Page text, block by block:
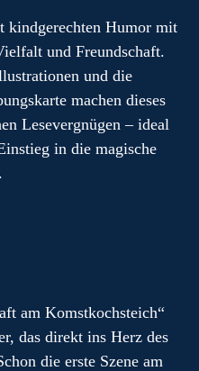
kindgerechten Humor mit
und Freundschaft.
und die
machen dieses
Lesevergnügen – ideal
in die magische
am Komstkochsteich“
das direkt ins Herz des
die erste Szene am